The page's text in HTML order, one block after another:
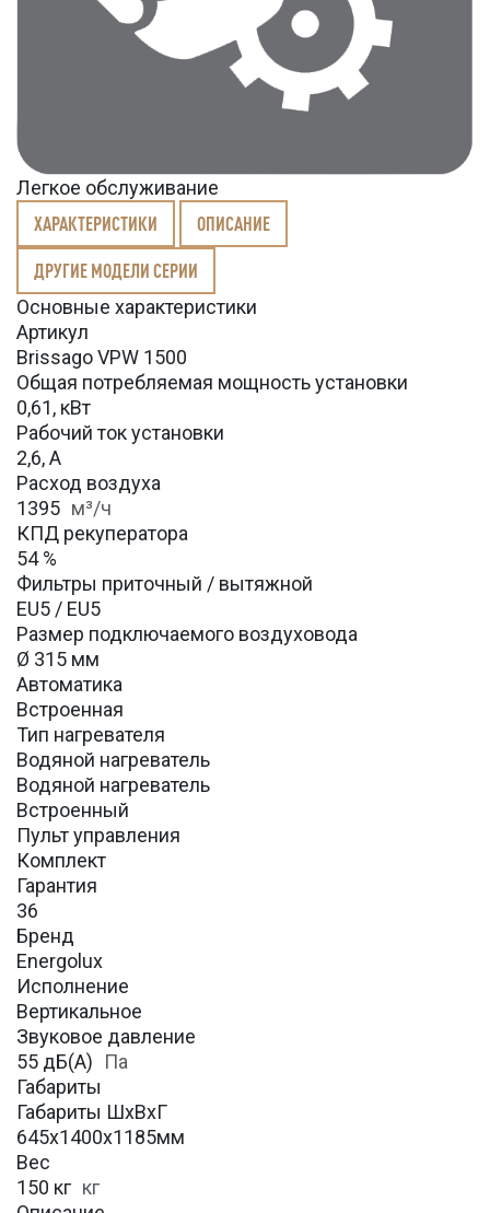
Легкое обслуживание
ХАРАКТЕРИСТИКИ ОПИСАНИЕ
ДРУГИЕ МОДЕЛИ СЕРИИ
Основные характеристики
Артикул
Brissago VPW 1500
Общая потребляемая мощность установки
0,61, кВт
Рабочий ток установки
2,6, А
Расход воздуха
1395 м³/ч
КПД рекуператора
54 %
Фильтры приточный / вытяжной
EU5 / EU5
Размер подключаемого воздуховода
Ø 315 мм
Автоматика
Встроенная
Тип нагревателя
Водяной нагреватель
Водяной нагреватель
Встроенный
Пульт управления
Комплект
Гарантия
36
Бренд
Energolux
Исполнение
Вертикальное
Звуковое давление
55 дБ(А)
Па
Габариты
Габариты ШхВхГ
645х1400х1185мм
Вес
150 кг кг